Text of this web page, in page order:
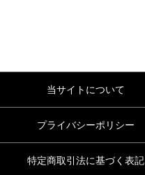
当サイトについて
プライバシーポリシー
特定商取引法に基づく表記